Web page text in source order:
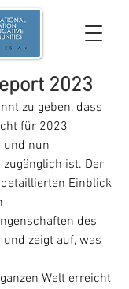
2023
zu geben, dass
für 2023
und nun
ist. Der
Einblick
des
zeigt auf, was
Welt erreicht